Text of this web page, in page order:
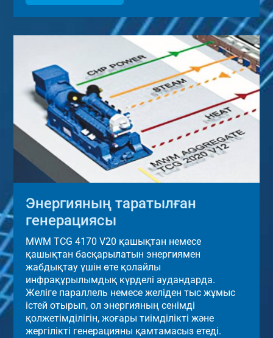
Энергияның таратылған
генерациясы
MWM TCG 4170 V20 қашықтан немесе
қашықтан басқарылатын энергиямен
жабдықтау үшін өте қолайлы
инфрақұрылымдық күрделі аудандарда.
Желіге параллель немесе желіден тыс жұмыс
істей отырып, ол энергияның сенімді
қолжетімділігін, жоғары тиімділікті және
жергілікті генерацияны қамтамасыз етеді.